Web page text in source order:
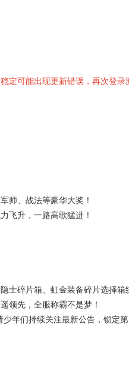
定可能出现更新错误，再次登录
师、战法等豪华大奖！
飞升，一路高歌猛进！
碎片箱、虹金装备碎片选择箱
领先，全服称霸不是梦！
年们持续关注最新公告，锁定第